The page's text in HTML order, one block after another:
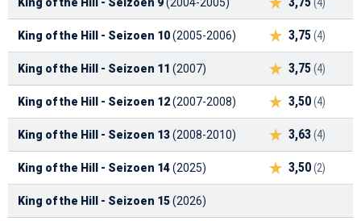
3,75(4)
King of the Hill - Seizoen 10(2005-2006)
3,75(4)
King of the Hill - Seizoen 11 (2007)
3,50(4)
King of the Hill - Seizoen 12(2007-2008)
3,63(4)
King of the Hill - Seizoen 13(2008-2010)
3,50(2)
King of the Hill - Seizoen 14(2025)
King of the Hill - Seizoen 15(2026)